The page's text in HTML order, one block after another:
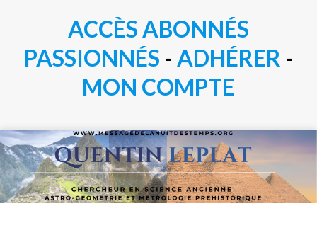
ACCÈS ABONNÉS
PASSIONNÉS - ADHÉRER -
MON COMPTE